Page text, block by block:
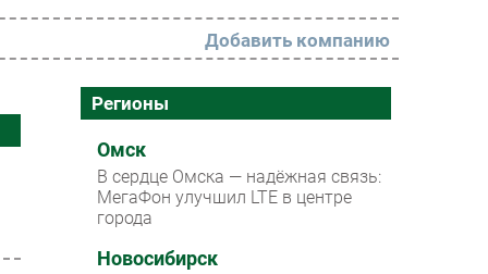
РАЗДЕЛЫ
Новости
Аналитика
Интервью
Мероприятия
Добавить компанию
Регионы
Омск
В сердце Омска — надёжная связь:
МегаФон улучшил LTE в центре
города
Новосибирск